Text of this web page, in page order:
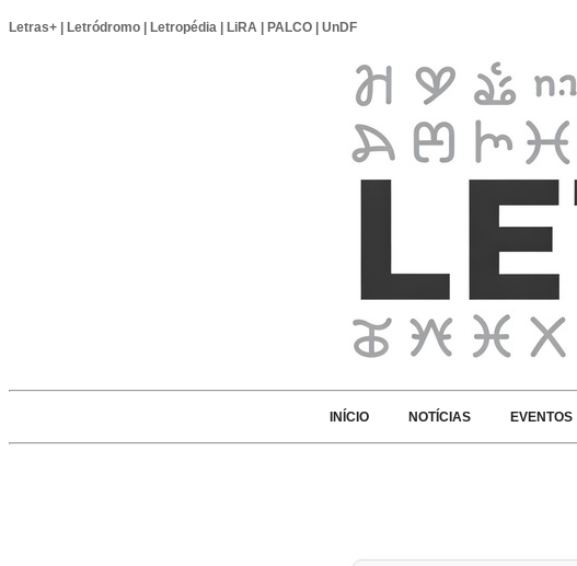
Letras+ Letródromo Letropédia LiRA PALCO UnDF
INÍCIO NOTÍCIAS EVENTOS